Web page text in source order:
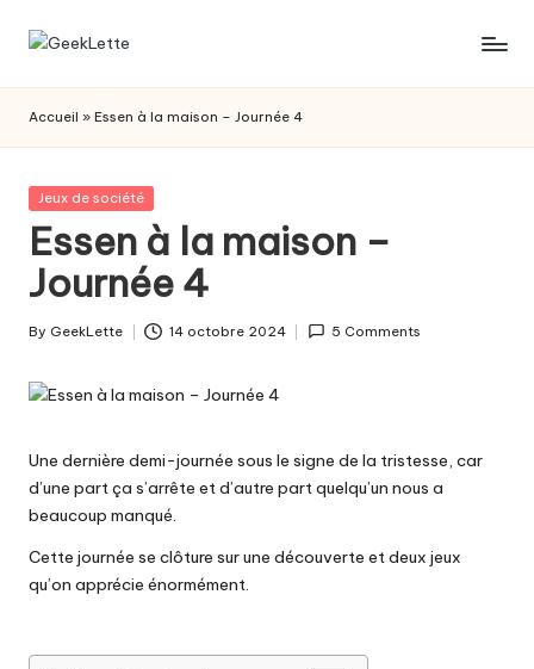
Skip
G
e
e
k
L
e
t
t
e
les
de
société
Accueil » Essen à la maison – Journée 4
Posted
Jeux de société
Essen à la maison –
Journée 4
Posted
By GeekLette 14 octobre 2024 5 Comments
Une dernière demi-journée sous le signe de la tristesse, car
d’une part ça s’arrête et d’autre part quelqu’un nous a
beaucoup manqué.
Cette journée se clôture sur une découverte et deux jeux
qu’on apprécie énormément.